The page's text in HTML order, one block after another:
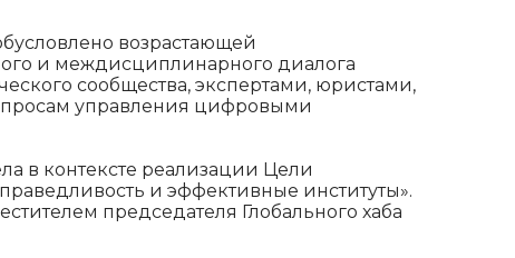
возрастающей
и междисциплинарного диалога
сообщества, экспертами, юристами,
управления цифровыми
в контексте реализации Цели
и эффективные институты».
председателя Глобального хаба